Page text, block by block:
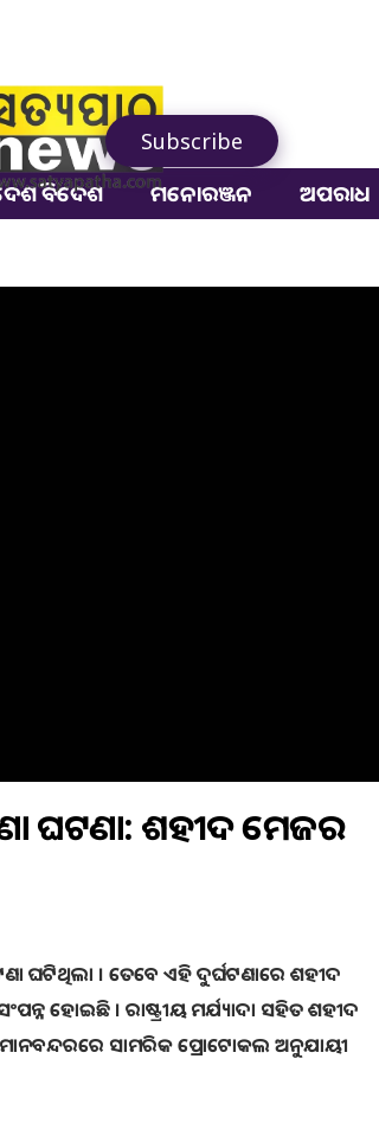
Subscribe
ବିଦେଶ ମନୋରଞ୍ଜନ ଅପରାଧ
ଘଟଣା: ଶହୀଦ ମେଜର
ଘଟିଥିଲା । ତେବେ ଏହି ଦୁର୍ଘଟଣାରେ ଶହୀଦ
ହୋଇଛି । ରାଷ୍ଟ୍ରୀୟ ମର୍ଯ୍ୟାଦା ସହିତ ଶହୀଦ
ସାମରିକ ପ୍ରୋଟୋକଲ ଅନୁଯାୟୀ